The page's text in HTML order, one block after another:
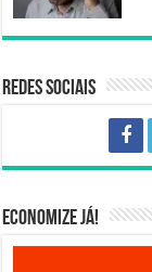
Redes sociais
Economize já!